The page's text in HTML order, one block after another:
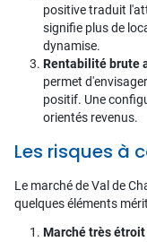
positive traduit
signifie plus de
dynamise.
Rentabilité brute
permet
positif. Une
orientés revenus.
Les risques à
Le marché de Val de
quelques éléments
Marché très